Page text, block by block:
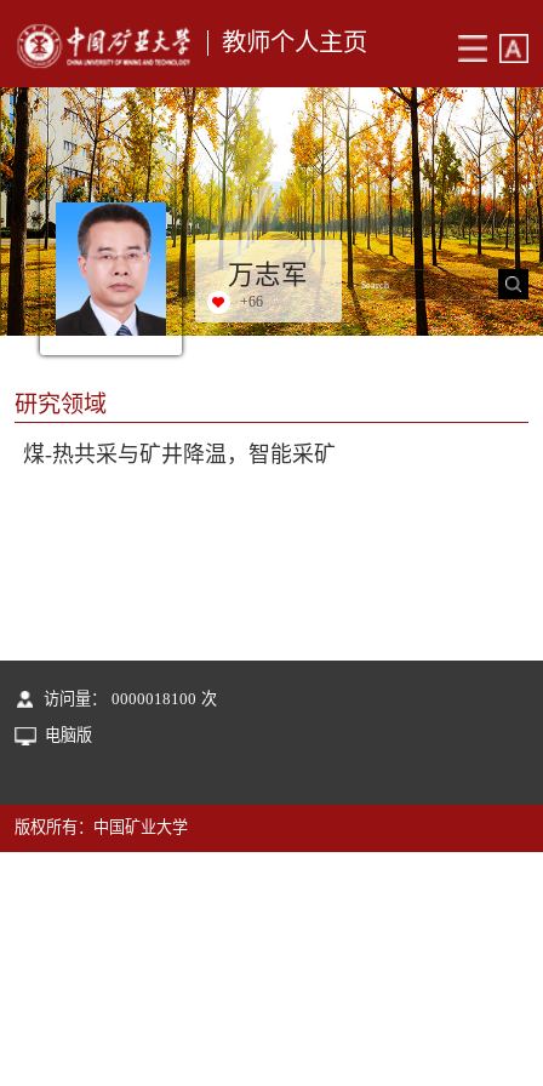
教师个人主页
万志军
+66
研究领域
煤-热共采与矿井降温，智能采矿
访问量： 0000018100 次
电脑版
版权所有：中国矿业大学